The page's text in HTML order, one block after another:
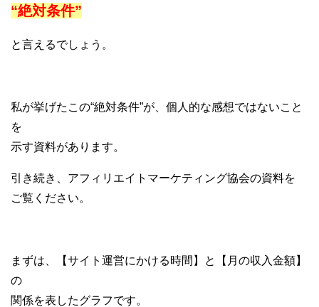
“絶対条件”
と言えるでしょう。
私が挙げたこの“絶対条件”が、個人的な感想ではないこと
を
示す資料があります。
引き続き、アフィリエイトマーケティング協会の資料を
ご覧ください。
まずは、【サイト運営にかける時間】と【月の収入金額】
の
関係を表したグラフです。